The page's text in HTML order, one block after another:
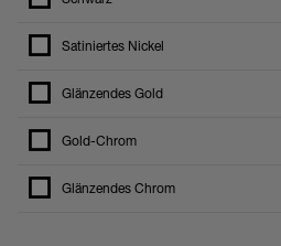
Satiniertes Nickel
Glänzendes Gold
Gold-Chrom
Glänzendes Chrom